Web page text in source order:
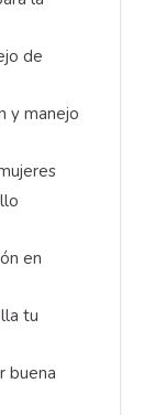
de
y manejo
en
tu
buena